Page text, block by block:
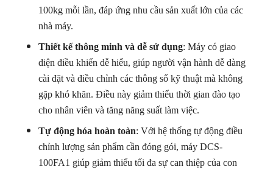
100kg mỗi lần, đáp ứng nhu cầu sản xuất lớn của các
nhà máy.
Thiết kế thông minh và dễ sử dụng: Máy có giao
diện điều khiển dễ hiểu, giúp người vận hành dễ dàng
cài đặt và điều chỉnh các thông số kỹ thuật mà không
gặp khó khăn. Điều này giảm thiểu thời gian đào tạo
cho nhân viên và tăng năng suất làm việc.
Tự động hóa hoàn toàn: Với hệ thống tự động điều
chỉnh lượng sản phẩm cần đóng gói, máy DCS-
100FA1 giúp giảm thiểu tối đa sự can thiệp của con